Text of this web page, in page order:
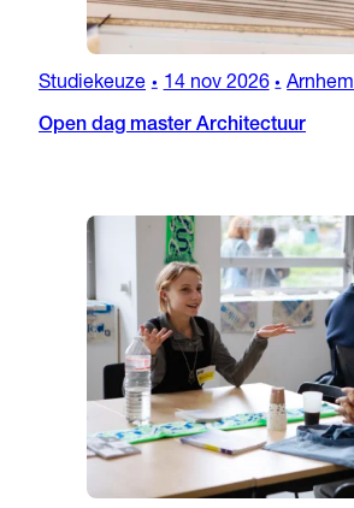
Studiekeuze • 14 nov 2026 • Arnhem
Open dag master Architectuur